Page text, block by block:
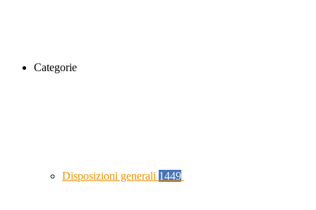
Categorie
Disposizioni generali 1449